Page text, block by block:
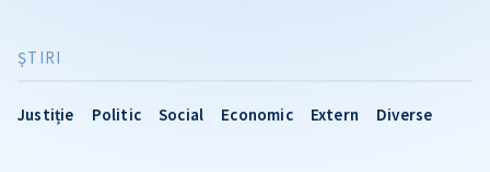
ŞTIRI
Justiție Politic Social Economic Extern Diverse